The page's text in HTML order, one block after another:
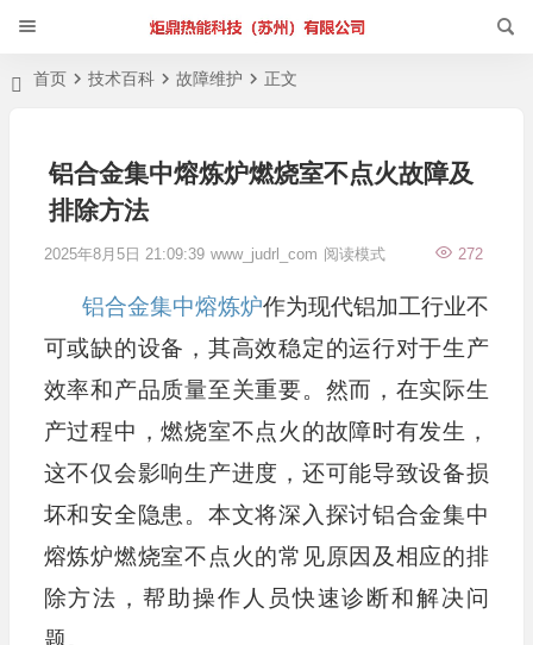
首页 技术百科 故障维护 正文
铝合金集中熔炼炉燃烧室不点火故障及
排除方法
2025年8月5日 21:09:39 www_judrl_com 272
阅读模式
铝合金集中熔炼炉作为现代铝加工行业不
可或缺的设备，其高效稳定的运行对于生产
效率和产品质量至关重要。然而，在实际生
产过程中，燃烧室不点火的故障时有发生，
这不仅会影响生产进度，还可能导致设备损
坏和安全隐患。本文将深入探讨铝合金集中
熔炼炉燃烧室不点火的常见原因及相应的排
除方法，帮助操作人员快速诊断和解决问
题。